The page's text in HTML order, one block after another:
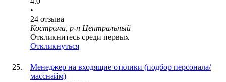
•
24 отзыва
Кострома, р-н Центральный
Откликнитесь среди первых
Откликнуться
Менеджер на входящие отклики (подбор персонала/
масснайм)